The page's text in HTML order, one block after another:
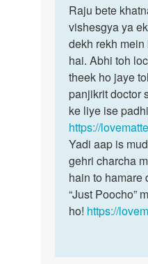
to
Mai
apna
penis
khatna…
by
Raju
kumar
Raju
bete
khatna
kisi…
Raju bete
vishesgya ya
dekh rekh
hai. Abhi toh
theek ho jaye
panjikrit doctor
ke liye ise
https://
Yadi aap is
gehri charcha
hain to hamare
“Just Poocho”
ho! https://